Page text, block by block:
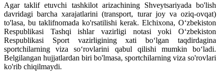
Agar taklif etuvchi tashkilot arizachining Shveytsariyada bo'lish
davridagi barcha xarajatlarini (transport, turar joy va oziq-ovqat)
to'lasa, bu taklifnomada ko'rsatilishi kerak. Elchixona, O‘zbekiston
Respublikasi Tashqi ishlar vazirligi notasi yoki O‘zbekiston
Respublikasi Sport vazirligining xati bo‘lgan taqdirdagina
sportchilarning viza so‘rovlarini qabul qilishi mumkin bo‘ladi.
Belgilangan hujjatlardan biri bo'lmasa, sportchilarning viza so'rovlari
ko'rib chiqilmaydi.